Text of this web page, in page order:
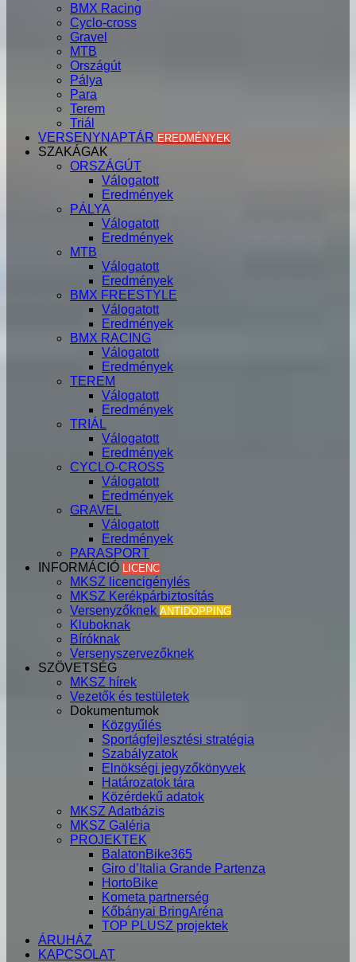
BMX Racing
Cyclo-cross
Gravel
MTB
Országút
Pálya
Para
Terem
Triál
VERSENYNAPTÁR EREDMÉNYEK
SZAKÁGAK
ORSZÁGÚT
Válogatott
Eredmények
PÁLYA
Válogatott
Eredmények
MTB
Válogatott
Eredmények
BMX FREESTYLE
Válogatott
Eredmények
BMX RACING
Válogatott
Eredmények
TEREM
Válogatott
Eredmények
TRIÁL
Válogatott
Eredmények
CYCLO-CROSS
Válogatott
Eredmények
GRAVEL
Válogatott
Eredmények
PARASPORT
INFORMÁCIÓ LICENC
MKSZ licencigénylés
MKSZ Kerékpárbiztosítás
Versenyzőknek ANTIDOPPING
Kluboknak
Bíróknak
Versenyszervezőknek
SZÖVETSÉG
MKSZ hírek
Vezetők és testületek
Dokumentumok
Közgyűlés
Sportágfejlesztési stratégia
Szabályzatok
Elnökségi jegyzőkönyvek
Határozatok tára
Közérdekű adatok
MKSZ Adatbázis
MKSZ Galéria
PROJEKTEK
BalatonBike365
Giro d’Italia Grande Partenza
HortoBike
Kometa partnerség
Kőbányai BringAréna
TOP PLUSZ projektek
ÁRUHÁZ
KAPCSOLAT